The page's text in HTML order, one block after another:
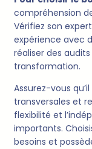
compréhension
Vérifiez son
expérience avec
réaliser des
transformation.
Assurez-vous
transversales et
flexibilité et
importants.
besoins et